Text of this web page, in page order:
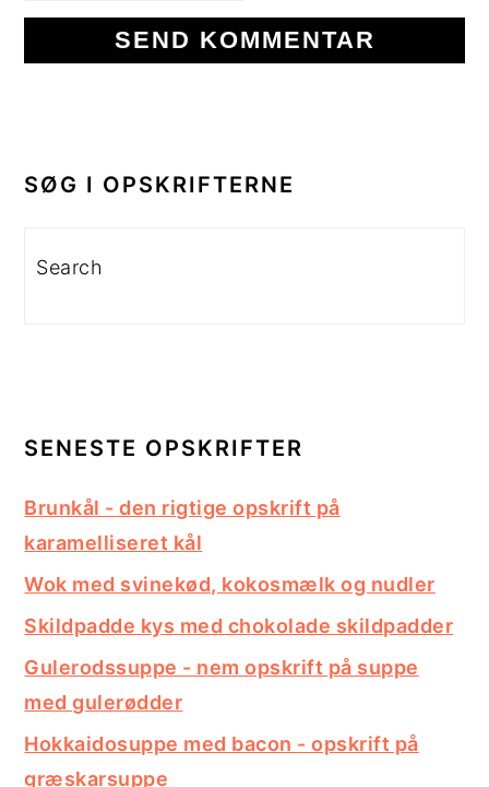
SIDEBAR
SØG I OPSKRIFTERNE
Search
SENESTE OPSKRIFTER
Brunkål - den rigtige opskrift på
karamelliseret kål
Wok med svinekød, kokosmælk og nudler
Skildpadde kys med chokolade skildpadder
Gulerodssuppe - nem opskrift på suppe
med gulerødder
Hokkaidosuppe med bacon - opskrift på
græskarsuppe